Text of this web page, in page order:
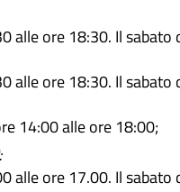
alle ore 18:30. Il
alle ore 18:30. Il
14:00 alle ore 18:00;
alle ore 17.00. Il